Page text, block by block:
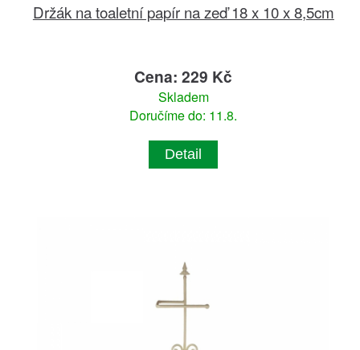
Držák na toaletní papír na zeď 18 x 10 x 8,5cm
Cena: 229 Kč
Skladem
Doručíme do: 11.8.
Detail